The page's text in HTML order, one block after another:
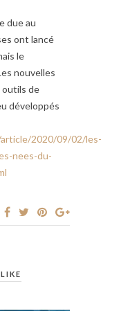
due au
ont lancé
le
nouvelles
de
développés
2020/09/02/les-
nees-du-